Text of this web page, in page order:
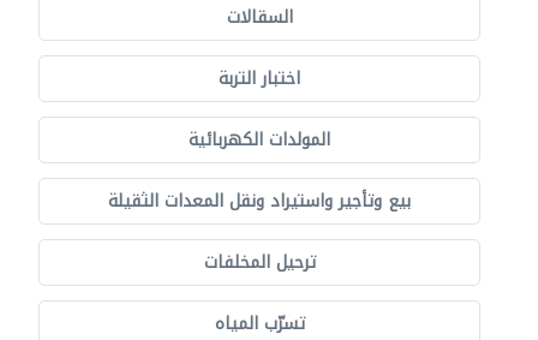
السقالات
اختبار التربة
المولدات الكهربائية
بيع وتأجير واستيراد ونقل المعدات الثقيلة
ترحيل المخلفات
تسرّب المياه